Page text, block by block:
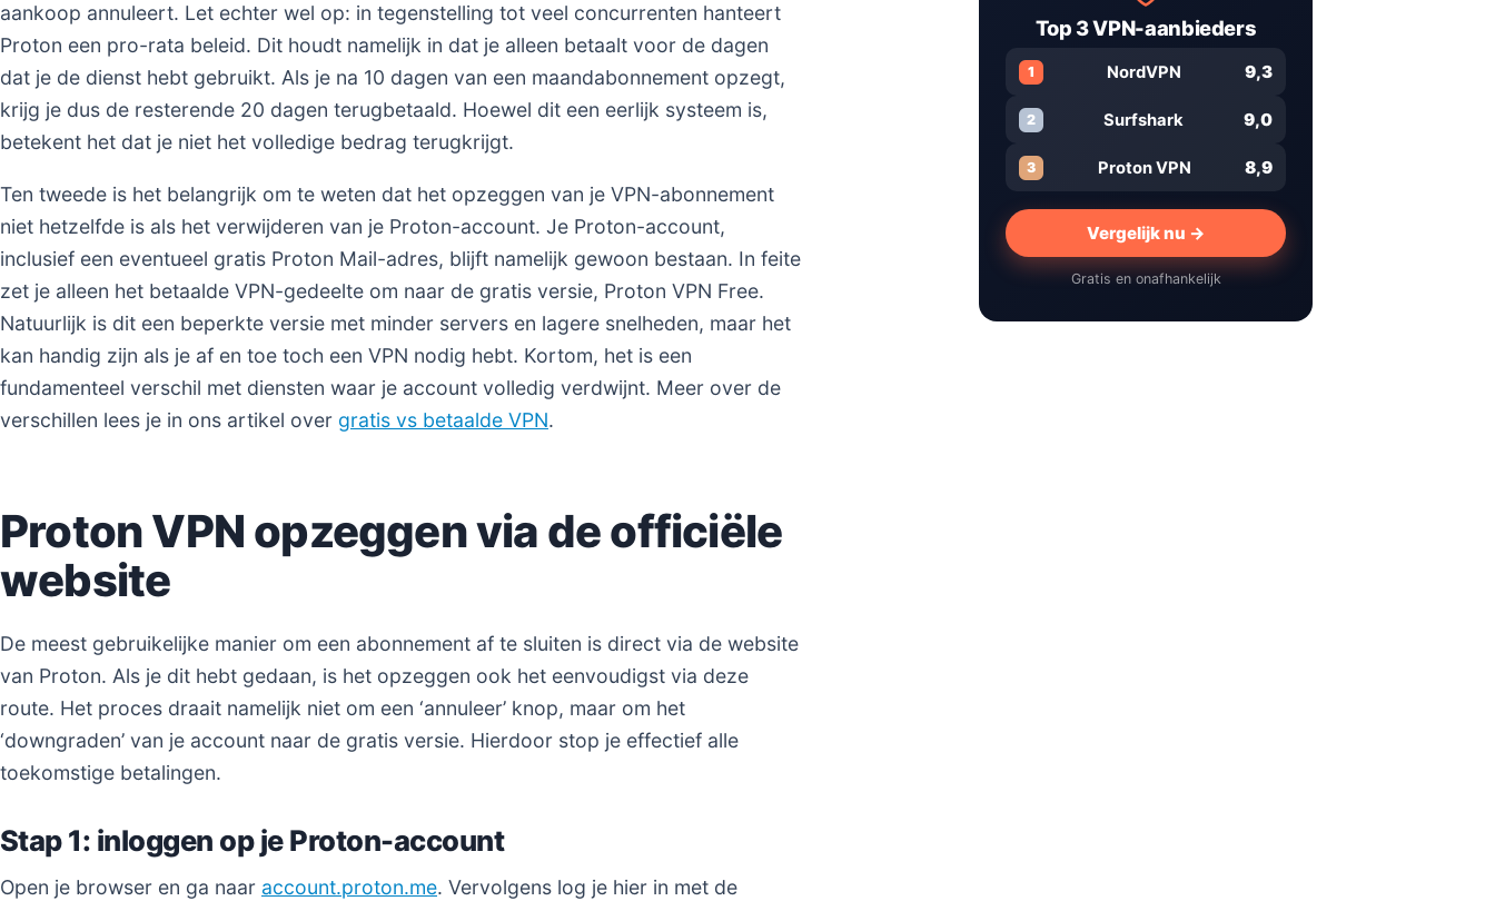
aankoop annuleert. Let echter wel op: in tegenstelling tot veel concurrenten hanteert
Proton een pro-rata beleid. Dit houdt namelijk in dat je alleen betaalt voor de dagen
dat je de dienst hebt gebruikt. Als je na 10 dagen van een maandabonnement opzegt,
krijg je dus de resterende 20 dagen terugbetaald. Hoewel dit een eerlijk systeem is,
betekent het dat je niet het volledige bedrag terugkrijgt.
Ten tweede is het belangrijk om te weten dat het opzeggen van je VPN-abonnement
niet hetzelfde is als het verwijderen van je Proton-account. Je Proton-account,
inclusief een eventueel gratis Proton Mail-adres, blijft namelijk gewoon bestaan. In feite
zet je alleen het betaalde VPN-gedeelte om naar de gratis versie, Proton VPN Free.
Natuurlijk is dit een beperkte versie met minder servers en lagere snelheden, maar het
kan handig zijn als je af en toe toch een VPN nodig hebt. Kortom, het is een
fundamenteel verschil met diensten waar je account volledig verdwijnt. Meer over de
verschillen lees je in ons artikel over gratis vs betaalde VPN.
Proton VPN opzeggen via de officiële
website
De meest gebruikelijke manier om een abonnement af te sluiten is direct via de website
van Proton. Als je dit hebt gedaan, is het opzeggen ook het eenvoudigst via deze
route. Het proces draait namelijk niet om een ‘annuleer’ knop, maar om het
‘downgraden’ van je account naar de gratis versie. Hierdoor stop je effectief alle
toekomstige betalingen.
Stap 1: inloggen op je Proton-account
Open je browser en ga naar account.proton.me. Vervolgens log je hier in met de
Top 3 VPN-aanbieders
1 NordVPN 9,3
2 Surfshark 9,0
3 Proton VPN 8,9
Vergelijk nu →
Gratis en onafhankelijk